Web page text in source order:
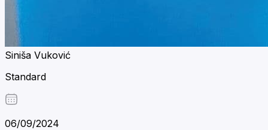
Siniša Vuković
Standard
06/09/2024